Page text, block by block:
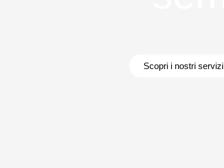
Scopri i nostri servizi